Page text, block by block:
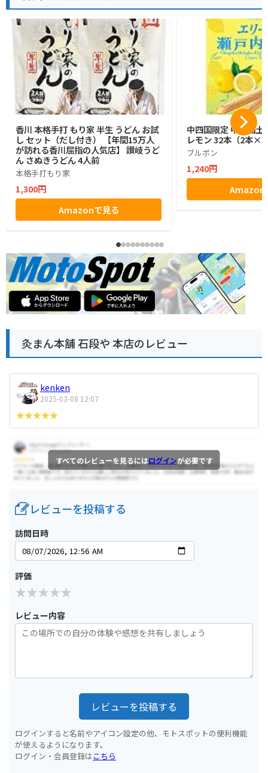
香川 本格手打 もり家 半生 うどん お試
し セット（だし付き） 【年間15万人
が訪れる香川屈指の人気店】 讃岐うど
ん さぬきうどん 4人前
本格手打もり家
1,300円
Amazonで見る
中四国限定 中四国土
レモン 32本（2本
ブルボン
1,240円
Amazon
灸まん本舗 石段や 本店のレビュー
kenken
2025-03-08 12:07
すべてのレビューを見るにはログインが必要です
レビューを投稿する
訪問日時
評価
レビュー内容
レビューを投稿する
ログインすると名前やアイコン設定の他、モトスポットの便利機能
が使えるようになります。
ログイン・会員登録はこちら